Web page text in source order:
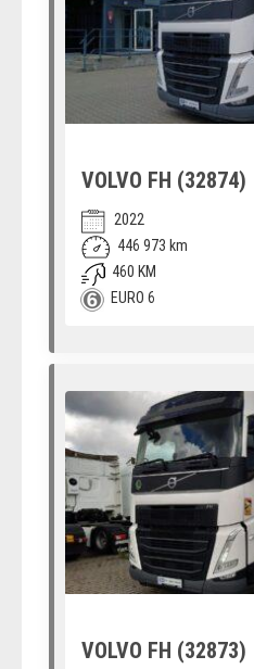
VOLVO FH (32874)
2022
446 973 km
460 KM
EURO 6
VOLVO FH (32873)